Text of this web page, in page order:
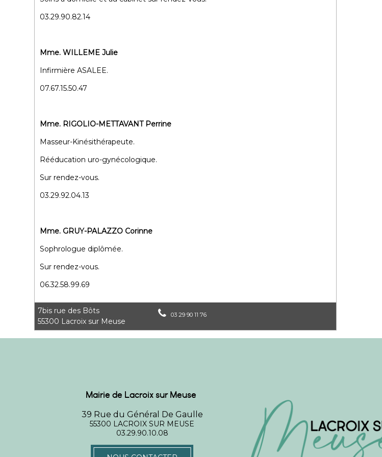
03.29.90.82.14
Mme. WILLEME Julie
Infirmière ASALEE.
07.67.15.50.47
Mme. RIGOLIO-METTAVANT Perrine
Masseur-Kinésithérapeute.
Rééducation uro-gynécologique.
Sur rendez-vous.
03.29.92.04.13
Mme. GRUY-PALAZZO Corinne
Sophrologue diplômée.
Sur rendez-vous.
06.32.58.99.69
7bis rue des Bôts
55300 Lacroix sur Meuse
03 29 90 11 76
Mairie de Lacroix sur Meuse
39 Rue du Général De Gaulle
55300 LACROIX SUR MEUSE
03.29.90.10.08